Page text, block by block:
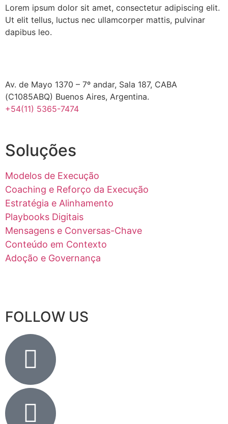
Lorem ipsum dolor sit amet, consectetur adipiscing elit.
Ut elit tellus, luctus nec ullamcorper mattis, pulvinar
dapibus leo.
Av. de Mayo 1370 – 7º andar, Sala 187, CABA
(C1085ABQ) Buenos Aires, Argentina.
+54(11) 5365-7474
Soluções
Modelos de Execução
Coaching e Reforço da Execução
Estratégia e Alinhamento
Playbooks Digitais
Mensagens e Conversas-Chave
Conteúdo em Contexto
Adoção e Governança
FOLLOW US